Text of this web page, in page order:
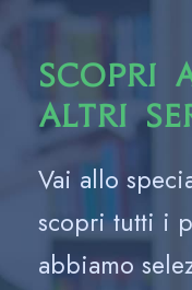
Scopri
altri
Vai allo
scopri tutti i
abbiamo